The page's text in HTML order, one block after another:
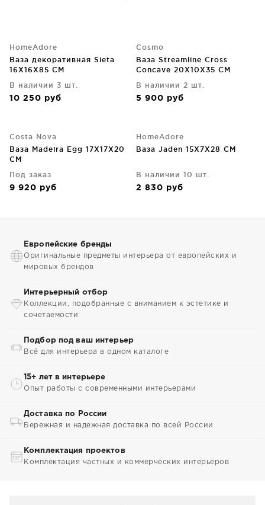
HomeAdore
Ваза декоративная Sieta
16X16X85 CM
В наличии 3 шт.
10 250 руб
Cosmo
Ваза Streamline Cross
Concave 20X10X35 CM
В наличии 2 шт.
5 900 руб
Costa Nova
Ваза Madeira Egg 17X17X20
CM
Под заказ
9 920 руб
HomeAdore
Ваза Jaden 15X7X28 CM
В наличии 10 шт.
2 830 руб
Европейские бренды
Оригинальные предметы интерьера от европейских и
мировых брендов
Интерьерный отбор
Коллекции, подобранные с вниманием к эстетике и
сочетаемости
Подбор под ваш интерьер
Всё для интерьера в одном каталоге
15+ лет в интерьере
Опыт работы с современными интерьерами
Доставка по России
Бережная и надежная доставка по всей России
Комплектация проектов
Комплектация частных и коммерческих интерьеров